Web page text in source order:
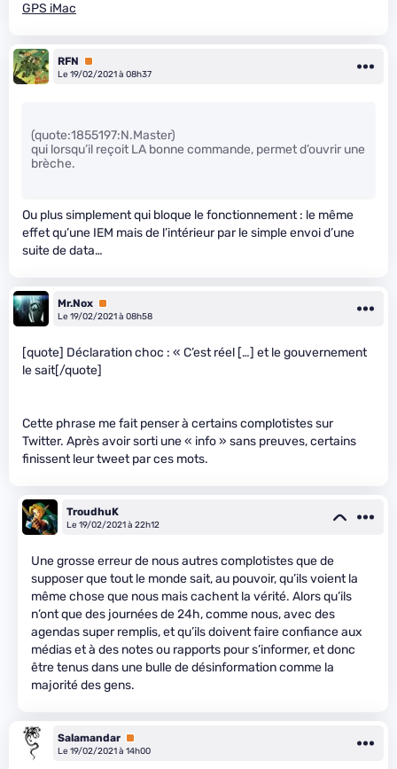
GPS iMac
RFN
Premium
Le 19/02/2021 à 08h37
(quote:1855197:N.Master)
qui lorsqu’il reçoit LA bonne commande, permet d’ouvrir une
brèche.
Ou plus simplement qui bloque le fonctionnement : le même
effet qu’une IEM mais de l’intérieur par le simple envoi d’une
suite de data…
Mr.Nox Premium
Le 19/02/2021 à 08h58
[quote] Déclaration choc : « C’est réel […] et le gouvernement
le sait[/quote]
Cette phrase me fait penser à certains complotistes sur
Twitter. Après avoir sorti une « info » sans preuves, certains
finissent leur tweet par ces mots.
TroudhuK
Le 19/02/2021 à 22h12
Une grosse erreur de nous autres complotistes que de
supposer que tout le monde sait, au pouvoir, qu’ils voient la
même chose que nous mais cachent la vérité. Alors qu’ils
n’ont que des journées de 24h, comme nous, avec des
agendas super remplis, et qu’ils doivent faire confiance aux
médias et à des notes ou rapports pour s’informer, et donc
être tenus dans une bulle de désinformation comme la
majorité des gens.
Salamandar Premium
Le 19/02/2021 à 14h00